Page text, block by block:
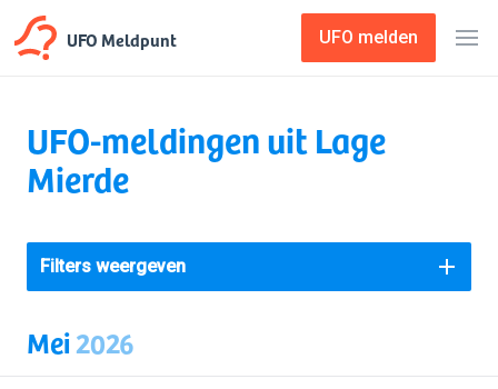
UFO Meldpunt UFO melden
UFO-meldingen uit Lage
Mierde
Filters weergeven
Mei2026